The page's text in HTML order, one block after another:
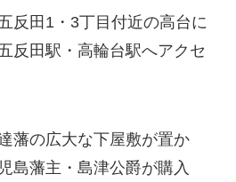
反田1・3丁目付近の高台に
反田駅・高輪台駅へアクセ
藩の広大な下屋敷が置か
島藩主・島津公爵が購入